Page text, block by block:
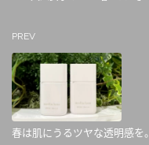
PREV
春は肌にうるツヤな透明感を。